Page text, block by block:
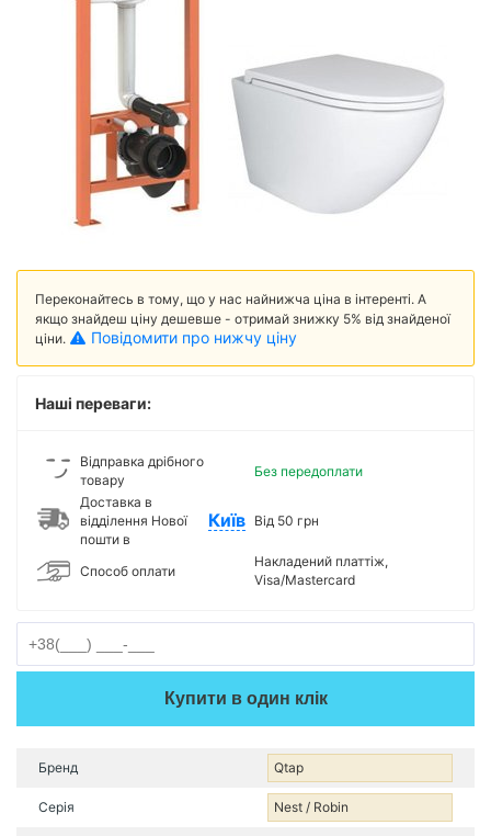
Переконайтесь в тому, що у нас найнижча ціна в інтеренті. А
якщо знайдеш ціну дешевше - отримай знижку 5% від знайденої
ціни.
Повідомити про нижчу ціну
Наші переваги:
Відправка дрібного
товару
Без передоплати
Доставка в
відділення Нової
пошти в
Київ Від 50 грн
Способ оплати
Накладений платтіж,
Visa/Mastercard
Купити в один клік
Бренд Qtap
Серія Nest / Robin